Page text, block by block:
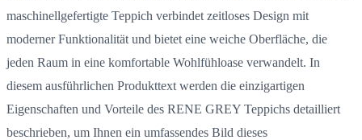
maschinellgefertigte Teppich verbindet zeitloses Design mit
moderner Funktionalität und bietet eine weiche Oberfläche, die
jeden Raum in eine komfortable Wohlfühloase verwandelt. In
diesem ausführlichen Produkttext werden die einzigartigen
Eigenschaften und Vorteile des RENE GREY Teppichs detailliert
beschrieben, um Ihnen ein umfassendes Bild dieses